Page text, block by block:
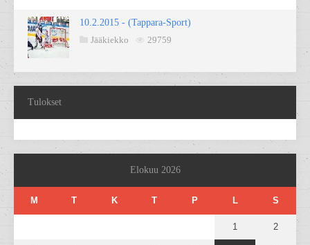
10.2.2015 - (Tappara-Sport)
Jääkiekko
29759
Tulokset
Elokuu 2026
M T K T P L S
1 2